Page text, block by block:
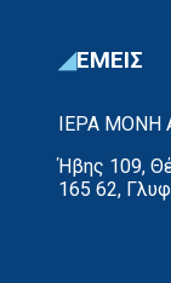
ΕΜΕΙΣ
ΙΕΡΑ ΜΟΝΗ
Ήβης 109,
165 62,